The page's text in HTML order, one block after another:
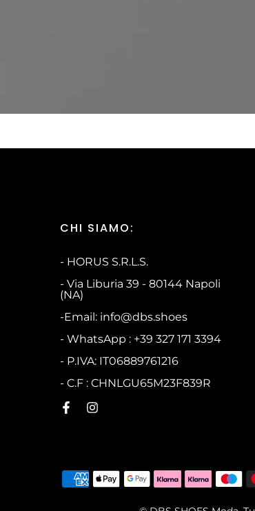
CHI SIAMO:
- HORUS S.R.L.S.
- Via Liburia 39 - 80144 Napoli
(NA)
-Email: info@dbs.shoes
- WhatsApp : +39 327 171 3394
- P.IVA: IT06889761216
- C.F : CHNLGU65M23F839R